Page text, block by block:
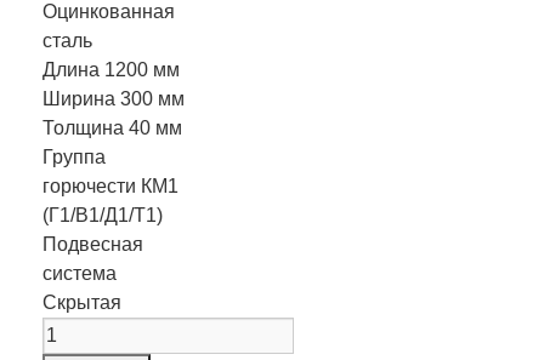
Оцинкованная
сталь
Длина 1200 мм
Ширина 300 мм
Толщина 40 мм
Группа
горючести КМ1
(Г1/В1/Д1/Т1)
Подвесная
система
Скрытая